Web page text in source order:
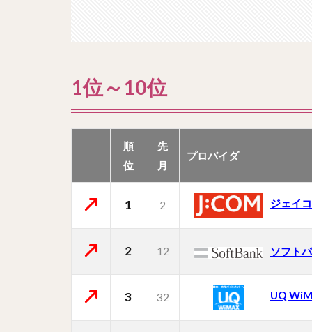
1位～10位
順
位
先
月
プロバイダ
1 2 ジェイ
2 12 ソフト
3 32 UQ